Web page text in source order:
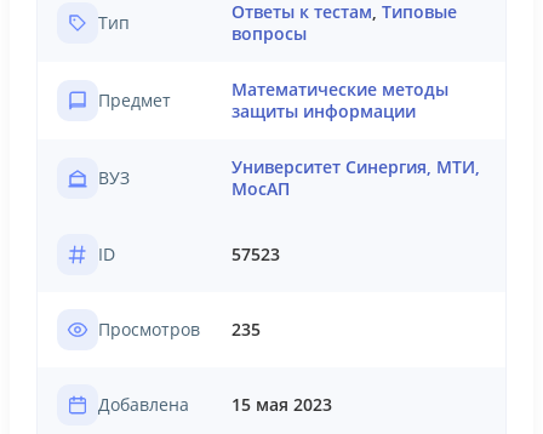
Тип Ответы к тестам, Типовые
вопросы
Предмет
Математические методы
защиты информации
ВУЗ
Университет Синергия, МТИ,
МосАП
ID 57523
Просмотров 235
Добавлена 15 мая 2023